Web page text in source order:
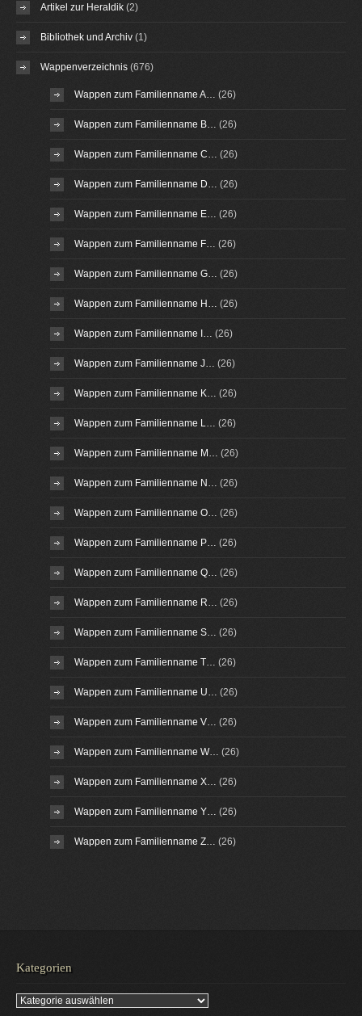
Artikel zur Heraldik (2)
Bibliothek und Archiv (1)
Wappenverzeichnis (676)
Wappen zum Familienname A… (26)
Wappen zum Familienname B… (26)
Wappen zum Familienname C… (26)
Wappen zum Familienname D… (26)
Wappen zum Familienname E… (26)
Wappen zum Familienname F… (26)
Wappen zum Familienname G… (26)
Wappen zum Familienname H… (26)
Wappen zum Familienname I… (26)
Wappen zum Familienname J… (26)
Wappen zum Familienname K… (26)
Wappen zum Familienname L… (26)
Wappen zum Familienname M… (26)
Wappen zum Familienname N… (26)
Wappen zum Familienname O… (26)
Wappen zum Familienname P… (26)
Wappen zum Familienname Q… (26)
Wappen zum Familienname R… (26)
Wappen zum Familienname S… (26)
Wappen zum Familienname T… (26)
Wappen zum Familienname U… (26)
Wappen zum Familienname V… (26)
Wappen zum Familienname W… (26)
Wappen zum Familienname X… (26)
Wappen zum Familienname Y… (26)
Wappen zum Familienname Z… (26)
Kategorien
Kategorien